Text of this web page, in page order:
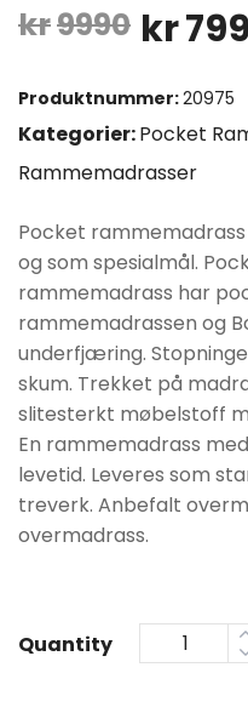
kr9990
pris
var:
kr9990.
kr
Produktnummer:20975
Kategorier:Pocket
Rammemadrasser
Pocket
og som spesialmål.
rammemadrass har
rammemadrassen og
underfjæring.
skum. Trekket på
slitesterkt møbelstoff
En rammemadrass
levetid. Leveres som
treverk. Anbefalt
overmadrass.
Quantity